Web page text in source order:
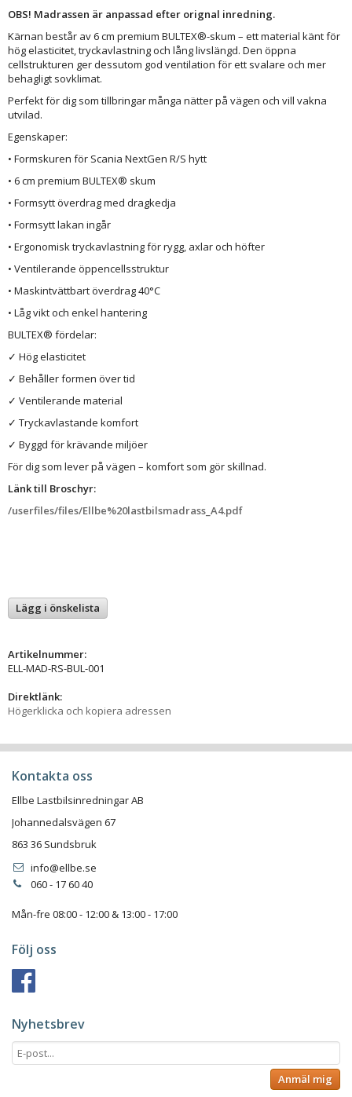
OBS! Madrassen är anpassad efter orignal inredning.
Kärnan består av 6 cm premium BULTEX®-skum – ett material känt för
hög elasticitet, tryckavlastning och lång livslängd. Den öppna
cellstrukturen ger dessutom god ventilation för ett svalare och mer
behagligt sovklimat.
Perfekt för dig som tillbringar många nätter på vägen och vill vakna
utvilad.
Egenskaper:
• Formskuren för Scania NextGen R/S hytt
• 6 cm premium BULTEX® skum
• Formsytt överdrag med dragkedja
• Formsytt lakan ingår
• Ergonomisk tryckavlastning för rygg, axlar och höfter
• Ventilerande öppencellsstruktur
• Maskintvättbart överdrag 40°C
• Låg vikt och enkel hantering
BULTEX® fördelar:
✓ Hög elasticitet
✓ Behåller formen över tid
✓ Ventilerande material
✓ Tryckavlastande komfort
✓ Byggd för krävande miljöer
För dig som lever på vägen – komfort som gör skillnad.
Länk till Broschyr:
/userfiles/files/Ellbe%20lastbilsmadrass_A4.pdf
Lägg i önskelista
Artikelnummer:
ELL-MAD-RS-BUL-001
Direktlänk:
Högerklicka och kopiera adressen
Kontakta oss
Ellbe Lastbilsinredningar AB
Johannedalsvägen 67
863 36 Sundsbruk
info@ellbe.se
060 - 17 60 40
Mån-fre 08:00 - 12:00 & 13:00 - 17:00
Följ oss
Nyhetsbrev
Anmäl mig